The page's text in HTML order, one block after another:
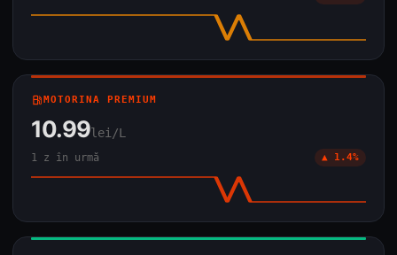
local_gas_stationMOTORINA PREMIUM
10.99lei/L
1 z în urmă ▲ 1.4%